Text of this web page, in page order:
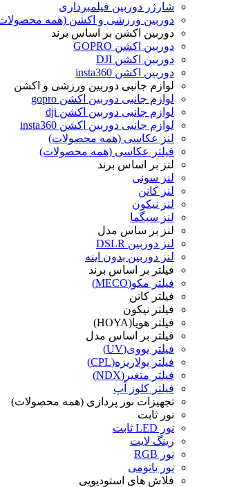
شارژر دوربین فیلمبرداری
دوربین ورزشی و اکشن (همه
دوربین اکشن بر اساس برند
دوربین اکشن GOPRO
دوربین اکشن DJI
دوربین اکشن insta360
لوازم جانبی دوربین ورزشی و اکشن
لوازم جانبی دوربین اکشن gopro
لوازم جانبی دوربین اکشن dji
لوازم جانبی دوربین اکشن insta360
لنز عکاسی (همه محصولات)
فیلتر عکاسی (همه محصولات)
لنز بر اساس برند
لنز سونی
لنز کانن
لنز نیکون
لنز سیگما
لنز بر ساس مدل
لنز دوربین DSLR
لنز دوربین بدون اینه
فیلتر بر اساس برند
فیلتر مکو(MECO)
فیلتر کانن
فیلتر نیکون
فیلتر هویا(HOYA)
فیلتر بر اساس مدل
فیلتر یووی(UV)
فیلتر پولاریزه(CPL)
فیلتر متغیر(NDX)
فیلتر کلوز آپ
تجهیزات نور پردازی (همه محصولات)
نور ثابت
نور LED ثابت
رینگ لایت
نور RGB
نور باتومی
فلاش های استودیویی